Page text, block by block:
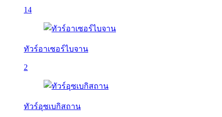
14
ทัวร์อาเซอร์ไบจาน
2
ทัวร์อุซเบกิสถาน